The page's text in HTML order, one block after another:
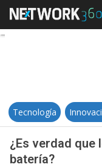
Tecnología
¿Es verdad que
batería?